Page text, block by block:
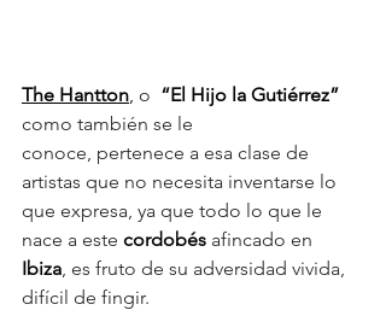
The Hantton, o “El Hijo la Gutiérrez”
como también se le
conoce, pertenece a esa clase de
artistas que no necesita inventarse lo
que expresa, ya que todo lo que le
nace a este cordobés afincado en
Ibiza, es fruto de su adversidad vivida,
difícil de fingir.